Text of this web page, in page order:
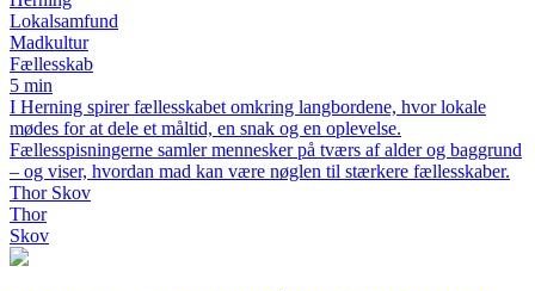
Lokalsamfund
Madkultur
Fællesskab
5 min
I Herning spirer fællesskabet omkring langbordene, hvor lokale
mødes for at dele et måltid, en snak og en oplevelse.
Fællesspisningerne samler mennesker på tværs af alder og baggrund
– og viser, hvordan mad kan være nøglen til stærkere fællesskaber.
Thor Skov
Thor
Skov